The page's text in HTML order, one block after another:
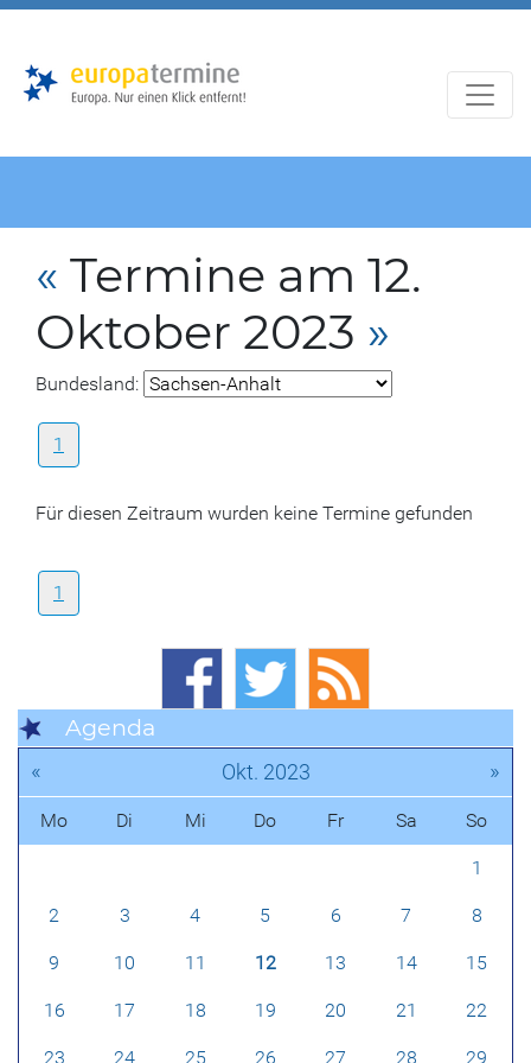
« Termine am 12.
Oktober 2023 »
Bundesland:
1
Für diesen Zeitraum wurden keine Termine gefunden
1
Agenda
« Okt. 2023 »
Mo Di Mi Do Fr Sa So
1
2 3 4 5 6 7 8
9 10 11 12 13 14 15
16 17 18 19 20 21 22
23 24 25 26 27 28 29